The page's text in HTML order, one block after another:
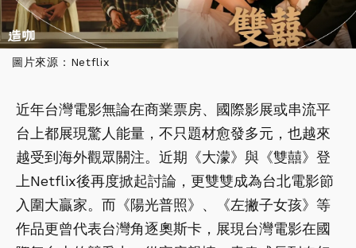
圖片來源：Netflix
近年台灣電影無論在商業票房、國際影展或串流平
台上都展現驚人能量，不只題材愈發多元，也越來
越受到海外觀眾關注。近期《大濛》與《雙囍》登
上Netflix後再度掀起討論，更雙雙成為台北電影節
入圍大贏家。而《陽光普照》、《左撇子女孩》等
作品更曾代表台灣角逐奧斯卡，展現台灣電影在國